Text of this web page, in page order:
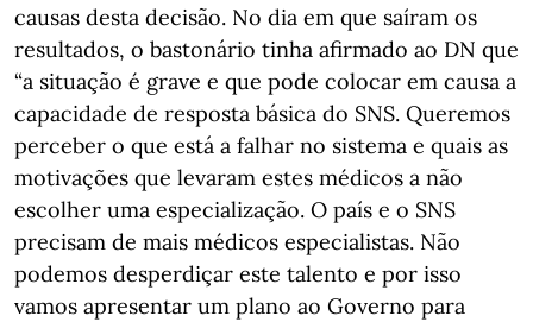
causas desta decisão. No dia em que saíram os
resultados, o bastonário tinha afirmado ao DN que
“a situação é grave e que pode colocar em causa a
capacidade de resposta básica do SNS. Queremos
perceber o que está a falhar no sistema e quais as
motivações que levaram estes médicos a não
escolher uma especialização. O país e o SNS
precisam de mais médicos especialistas. Não
podemos desperdiçar este talento e por isso
vamos apresentar um plano ao Governo para